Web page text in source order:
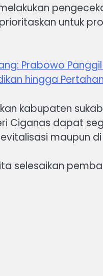
untuk
Prabowo
hingga
kabupaten
Ciganas dapat
maupun di
selesaikan